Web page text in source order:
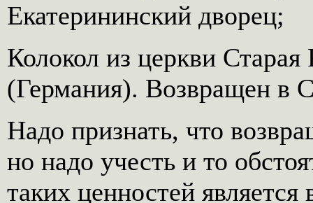
Екатерининский дворец;
Колокол из церкви
(Германия). Возвращен в
Надо признать, что
но надо учесть и то
таких ценностей